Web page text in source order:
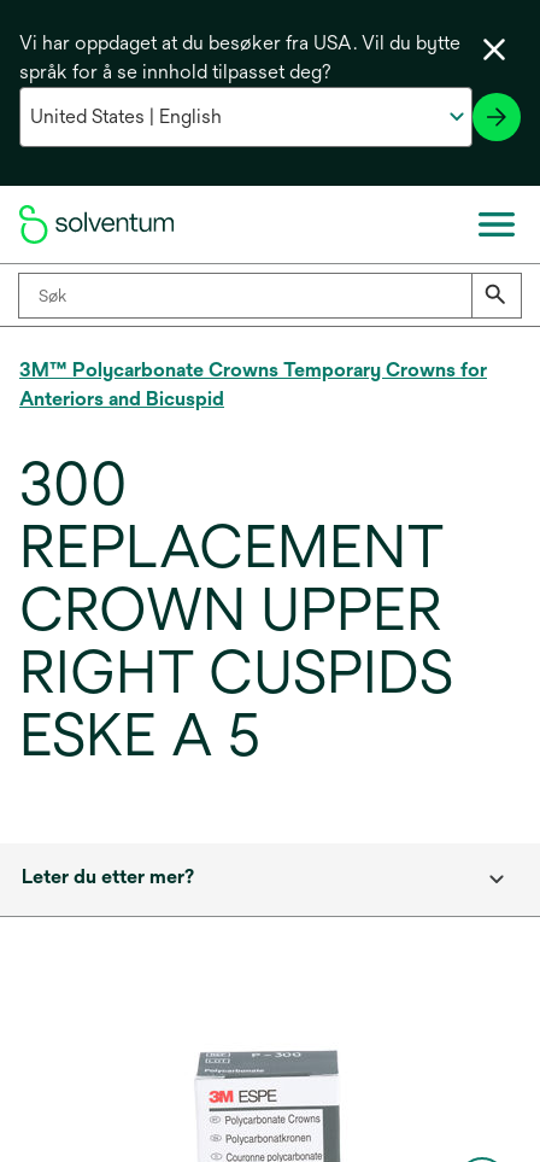
Vi har oppdaget at du besøker fra USA. Vil du bytte
språk for å se innhold tilpasset deg?
3M™ Polycarbonate Crowns Temporary Crowns for
Anteriors and Bicuspid
300
REPLACEMENT
CROWN UPPER
RIGHT CUSPIDS
ESKE A 5
Leter du etter mer?